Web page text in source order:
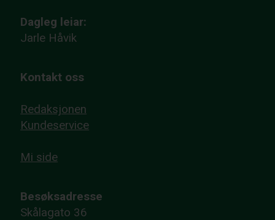
Dagleg leiar:
Jarle Håvik
Kontakt oss
Redaksjonen
Kundeservice
Mi side
Besøksadresse
Skålagato 36